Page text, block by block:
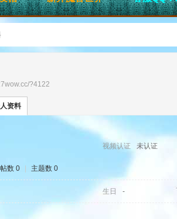
?4122
资料
视频认证 未认证
数 0 主题数 0
生日 -